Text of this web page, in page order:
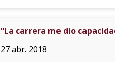
“La carrera me dio
27 abr. 2018